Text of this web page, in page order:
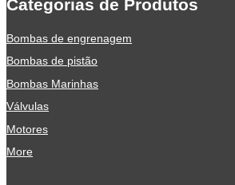
Categorias de Produtos
Bombas de engrenagem
Bombas de pistão
Bombas Marinhas
Válvulas
Motores
More